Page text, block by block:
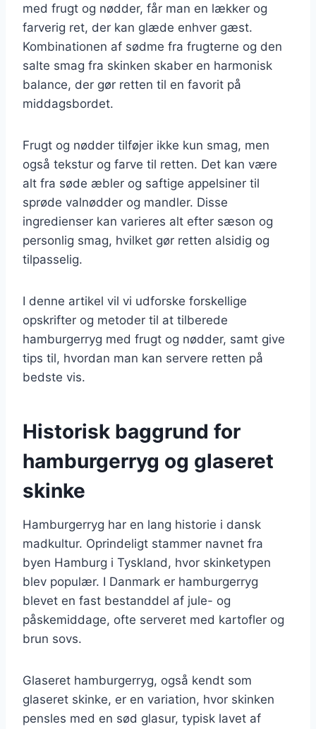
med frugt og nødder, får man en lækker og
farverig ret, der kan glæde enhver gæst.
Kombinationen af sødme fra frugterne og den
salte smag fra skinken skaber en harmonisk
balance, der gør retten til en favorit på
middagsbordet.
Frugt og nødder tilføjer ikke kun smag, men
også tekstur og farve til retten. Det kan være
alt fra søde æbler og saftige appelsiner til
sprøde valnødder og mandler. Disse
ingredienser kan varieres alt efter sæson og
personlig smag, hvilket gør retten alsidig og
tilpasselig.
I denne artikel vil vi udforske forskellige
opskrifter og metoder til at tilberede
hamburgerryg med frugt og nødder, samt give
tips til, hvordan man kan servere retten på
bedste vis.
Historisk baggrund for
hamburgerryg og glaseret
skinke
Hamburgerryg har en lang historie i dansk
madkultur. Oprindeligt stammer navnet fra
byen Hamburg i Tyskland, hvor skinketypen
blev populær. I Danmark er hamburgerryg
blevet en fast bestanddel af jule- og
påskemiddage, ofte serveret med kartofler og
brun sovs.
Glaseret hamburgerryg, også kendt som
glaseret skinke, er en variation, hvor skinken
pensles med en sød glasur, typisk lavet af